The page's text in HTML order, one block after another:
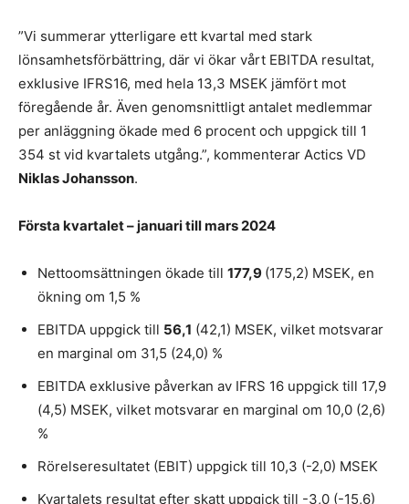
”Vi summerar ytterligare ett kvartal med stark
lönsamhetsförbättring, där vi ökar vårt EBITDA resultat,
exklusive IFRS16, med hela 13,3 MSEK jämfört mot
föregående år. Även genomsnittligt antalet medlemmar
per anläggning ökade med 6 procent och uppgick till 1
354 st vid kvartalets utgång.”, kommenterar Actics VD
Niklas Johansson.
Första kvartalet – januari till mars 2024
Nettoomsättningen ökade till 177,9 (175,2) MSEK, en
ökning om 1,5 %
EBITDA uppgick till 56,1 (42,1) MSEK, vilket motsvarar
en marginal om 31,5 (24,0) %
EBITDA exklusive påverkan av IFRS 16 uppgick till 17,9
(4,5) MSEK, vilket motsvarar en marginal om 10,0 (2,6)
%
Rörelseresultatet (EBIT) uppgick till 10,3 (-2,0) MSEK
Kvartalets resultat efter skatt uppgick till -3,0 (-15,6)